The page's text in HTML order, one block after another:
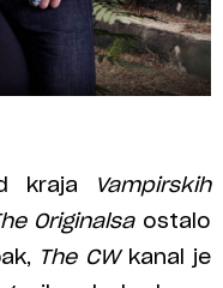
kraja
Vampirskih
Originalsaostalo
The CWkanal je